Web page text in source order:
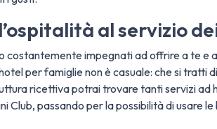
al servizio
impegnati ad offrire a te e
per famiglie non è casuale: che si tratti
ricettiva potrai trovare tanti servizi ad
Club, passando per la possibilità di usare